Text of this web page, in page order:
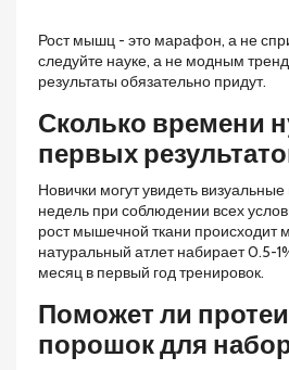
Рост мышц - это марафон, а не
следуйте науке, а не модным
результаты обязательно придут.
Сколько времени
первых
Новички могут увидеть
недель при соблюдении всех
рост мышечной ткани происходит
натуральный атлет набирает 0.5-
месяц в первый год тренировок.
Поможет ли
порошок для